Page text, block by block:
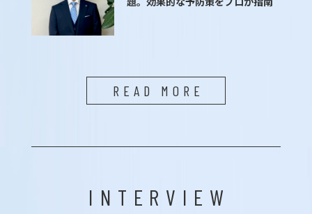
READ MORE
INTERVIEW